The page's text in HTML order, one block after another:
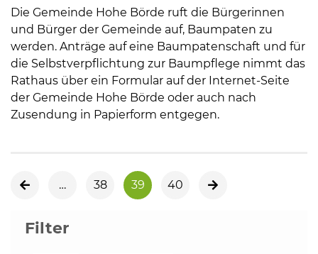
Die Gemeinde Hohe Börde ruft die Bürgerinnen
und Bürger der Gemeinde auf, Baumpaten zu
werden. Anträge auf eine Baumpatenschaft und für
die Selbstverpflichtung zur Baumpflege nimmt das
Rathaus über ein Formular auf der Internet-Seite
der Gemeinde Hohe Börde oder auch nach
Zusendung in Papierform entgegen.
vorherige Seite
… 38 39 40 nächste Seite
Filter